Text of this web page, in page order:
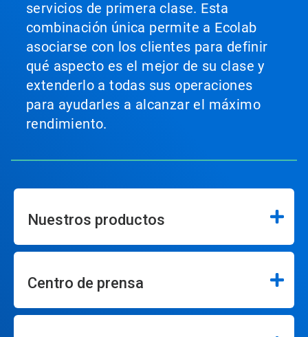
servicios de primera clase. Esta
combinación única permite a Ecolab
asociarse con los clientes para definir
qué aspecto es el mejor de su clase y
extenderlo a todas sus operaciones
para ayudarles a alcanzar el máximo
rendimiento.
Nuestros productos
Centro de prensa